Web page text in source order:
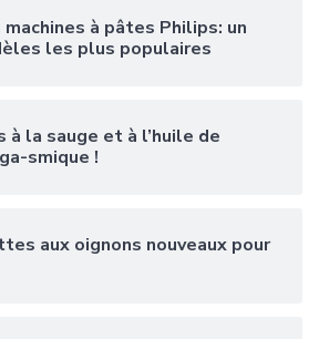
à pâtes Philips: un
les plus populaires
à la sauge et à l’huile de
smique !
aux oignons nouveaux pour